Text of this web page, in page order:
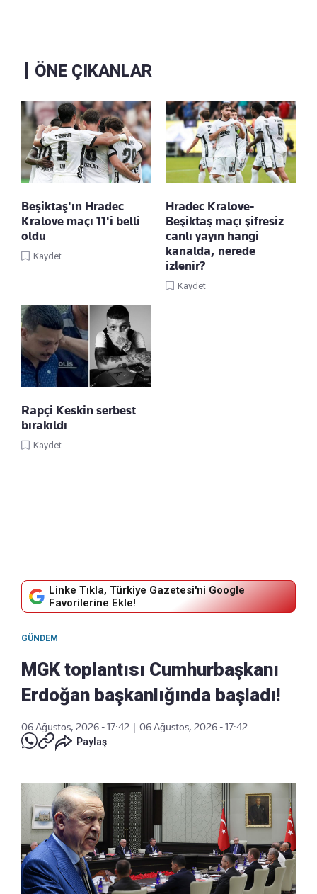
ÖNE ÇIKANLAR
Beşiktaş'ın Hradec
Kralove maçı 11'i belli
oldu
Kaydet
Hradec Kralove-
Beşiktaş maçı şifresiz
canlı yayın hangi
kanalda, nerede
izlenir?
Kaydet
Rapçi Keskin serbest
bırakıldı
Kaydet
Linke Tıkla, Türkiye Gazetesi'ni Google
Favorilerine Ekle!
GÜNDEM
MGK toplantısı Cumhurbaşkanı
Erdoğan başkanlığında başladı!
06 Ağustos, 2026 - 17:42
06 Ağustos, 2026 - 17:42
Paylaş